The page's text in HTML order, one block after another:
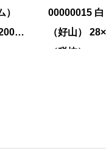
00000015 白
（好山）
（税抜）